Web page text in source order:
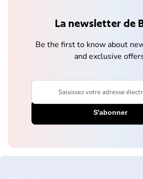
La newsletter de
Be the first to know about
and exclusive
Saisissez votre adresse électronique